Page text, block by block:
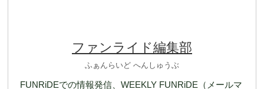
ファンライド編集部
ふぁんらいど へんしゅうぶ
FUNRiDEでの情報発信、WEEKLY FUNRiDE（メールマ